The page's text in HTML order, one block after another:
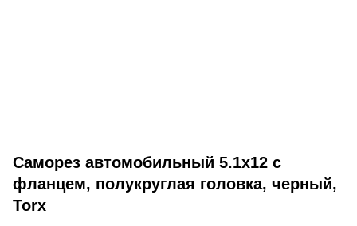
Саморез автомобильный 5.1х12 с
фланцем, полукруглая головка, черный,
Torx